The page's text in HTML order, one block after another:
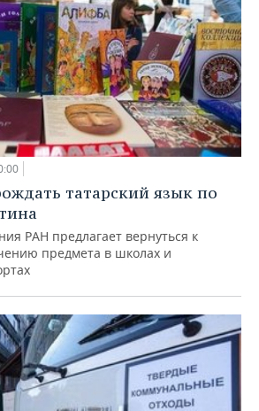
татарский язык по
РАН предлагает вернуться к
предмета в школах и